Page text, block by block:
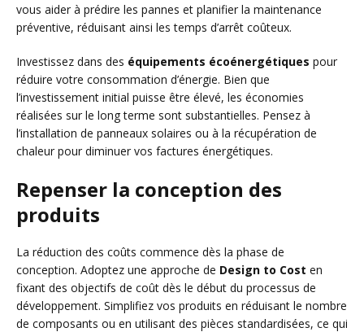
vous aider à prédire les pannes et planifier la maintenance
préventive, réduisant ainsi les temps d’arrêt coûteux.
Investissez dans des équipements écoénergétiques pour
réduire votre consommation d’énergie. Bien que
l’investissement initial puisse être élevé, les économies
réalisées sur le long terme sont substantielles. Pensez à
l’installation de panneaux solaires ou à la récupération de
chaleur pour diminuer vos factures énergétiques.
Repenser la conception des
produits
La réduction des coûts commence dès la phase de
conception. Adoptez une approche de Design to Cost en
fixant des objectifs de coût dès le début du processus de
développement. Simplifiez vos produits en réduisant le nombre
de composants ou en utilisant des pièces standardisées, ce qui